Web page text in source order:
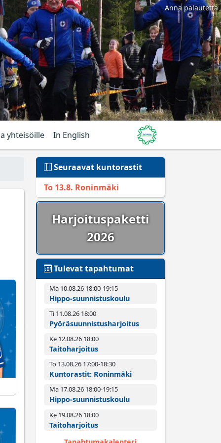
Anna palautetta
yhteisöille In English
Seuraavat kuntorastit
To 13.8. Roninmäki
Harjoituspaketti
2026
Tulevat tapahtumat
Ma 10.08.26 18:00­-19:15
Hippo-suunnistuskoulu
Ti 11.08.26 18:00­
Pyörä­suunnistus­harjoitus
Ke 12.08.26 18:00­
Taitoharjoitus
To 13.08.26 17:00­-18:30
Kuntorastit: Roninmäki
Ma 17.08.26 18:00­-19:15
Hippo-suunnistuskoulu
Ke 19.08.26 18:00­
Taitoharjoitus